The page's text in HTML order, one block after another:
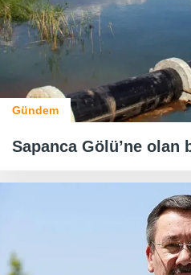
Gündem
Sapanca Gölü’ne olan